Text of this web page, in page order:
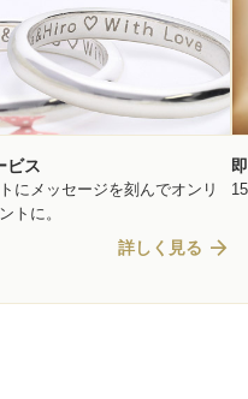
ビス
にメッセージを刻んでオンリ
トに。
詳しく見る arrow_forward